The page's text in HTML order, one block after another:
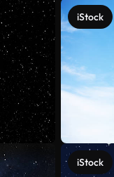
iStock
iStock